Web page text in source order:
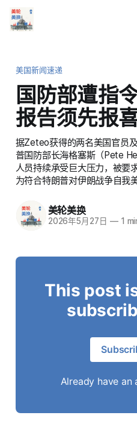
美国新闻速递
国防部遭指
报告须先报
据Zeteo获得的两名美国官员
普国防部长海格塞斯（Pete
人员持续承受巨大压力，被要
为符合特朗普对伊朗战争自我
美轮美换
2026年5月27日 —1
This post
Already have an